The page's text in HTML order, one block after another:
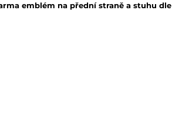
emblém na přední straně a stuhu dle